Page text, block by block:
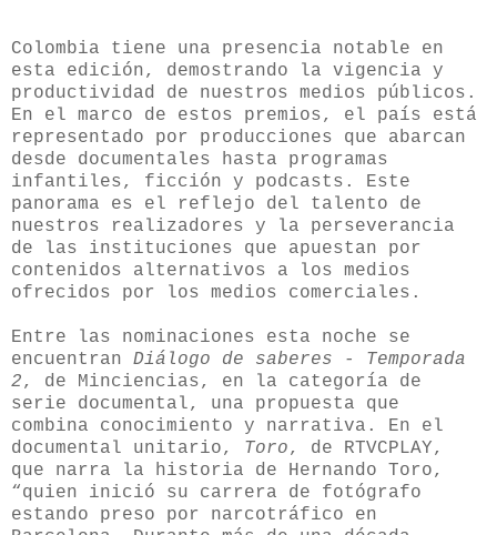
Colombia tiene una presencia notable en
esta edición, demostrando la vigencia y
productividad de nuestros medios públicos.
En el marco de estos premios, el país está
representado por producciones que abarcan
desde documentales hasta programas
infantiles, ficción y podcasts. Este
panorama es el reflejo del talento de
nuestros realizadores y la perseverancia
de las instituciones que apuestan por
contenidos alternativos a los medios
ofrecidos por los medios comerciales.
Entre las nominaciones esta noche se
encuentran Diálogo de saberes - Temporada
2, de Minciencias, en la categoría de
serie documental, una propuesta que
combina conocimiento y narrativa. En el
documental unitario, Toro, de RTVCPLAY,
que narra
la historia de Hernando Toro,
“quien inició su carrera de fotógrafo
estando preso por narcotráfico en